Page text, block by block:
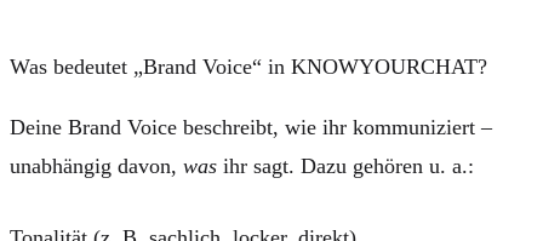
Was bedeutet „Brand Voice“ in KNOWYOURCHAT?
Deine Brand Voice beschreibt, wie ihr kommuniziert –
unabhängig davon, was ihr sagt. Dazu gehören u. a.: